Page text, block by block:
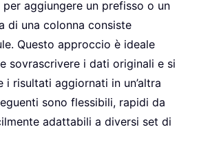
aggiungere un prefisso o un
di una colonna consiste
Questo approccio è ideale
sovrascrivere i dati originali e si
i risultati aggiornati in un’altra
sono flessibili, rapidi da
adattabili a diversi set di